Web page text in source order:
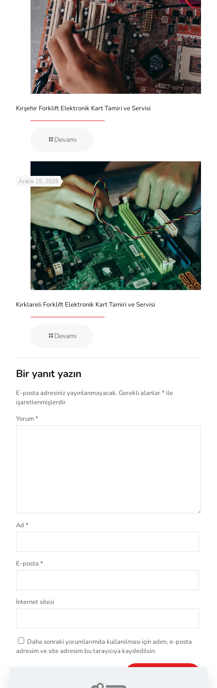
Kırşehir Forklift Elektronik Kart Tamiri ve Servisi
Devamı
Aralık 15, 2025
Kırklareli Forklift Elektronik Kart Tamiri ve Servisi
Devamı
Bir yanıt yazın
E-posta adresiniz yayınlanmayacak. Gerekli alanlar* ile
işaretlenmişlerdir
Yorum*
Ad *
E-posta *
İnternet sitesi
Daha sonraki yorumlarımda kullanılması için adım, e-posta
adresim ve site adresim bu tarayıcıya kaydedilsin.